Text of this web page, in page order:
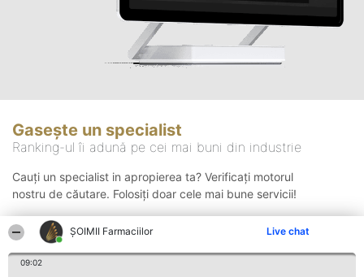
ŞOIMII Farmaciilor Live chat
09:02
Gasește un specialist
Ranking-ul îi adună pe cei mai buni din industrie
Cauți un specialist in apropierea ta? Verificați motorul
nostru de căutare. Folosiți doar cele mai bune servicii!